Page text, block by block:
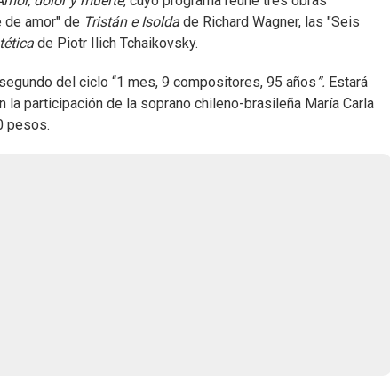
de amor" de Tristán e Isolda de Richard Wagner, las "Seis
de Piotr Ilich Tchaikovsky.
del ciclo “1 mes, 9 compositores, 95 años ”. Estará
participación de la soprano chileno-brasileña María Carla
pesos.